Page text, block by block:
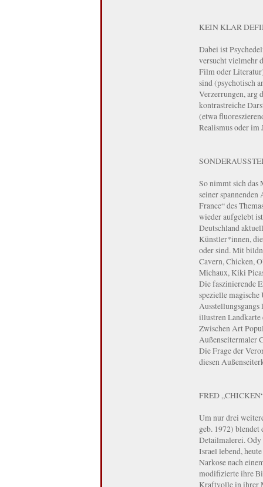
KEIN KLAR
Dabei ist
versucht vielmehr
Film oder
sind (psychotisch
Verzerrungen, arg
kontrastreiche
(etwa
Realismus oder im
So nimmt sich das
seiner spannenden
France“ des
wieder aufgelebt
Deutschland
Künstler*innen,
oder sind. Mit
Cavern, Chicken,
Michaux, Kiki
Die faszinierende
spezielle
illustren Landkarte
Zwischen Art
Außenseitermaler
Die Frage der
diesen
FRED
Um nur drei
geb. 1972)
Detailmalerei. Ody
Israel lebend,
Narkose nach
modifizierte ihre
Kraftvolle in ihrer